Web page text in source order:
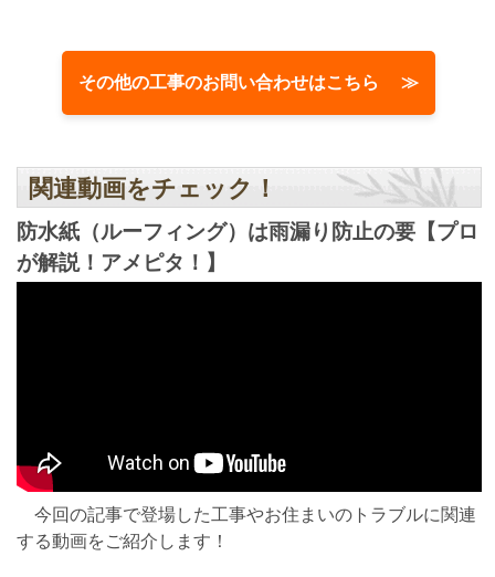
その他の工事のお問い合わせはこちら ≫
関連動画をチェック！
防水紙（ルーフィング）は雨漏り防止の要【プロ
が解説！アメピタ！】
今回の記事で登場した工事やお住まいのトラブルに関連
する動画をご紹介します！